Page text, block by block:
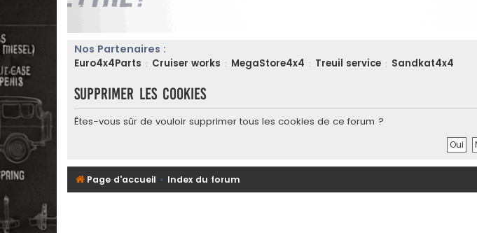
Nos Partenaires :
Euro4x4Parts : Cruiser works : MegaStore4x4 : Treuil service : Sandkat4x4
Supprimer les cookies
Êtes-vous sûr de vouloir supprimer tous les cookies de ce forum ?
Page d'accueil Index du forum